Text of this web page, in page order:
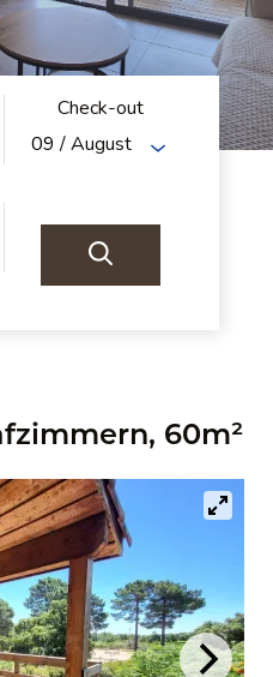
Check-out
09 / August
60m²